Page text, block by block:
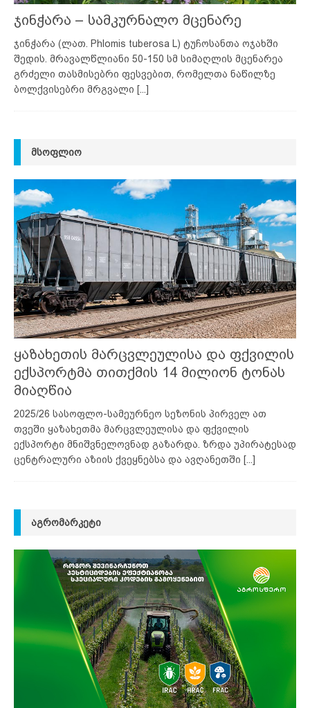
ჯინჭარა – სამკურნალო მცენარე
ჯინჭარა (ლათ. Phlomis tuberosa L) ტუჩოსანთა ოჯახში
შედის. მრავალწლიანი 50-150 სმ სიმაღლის მცენარეა
გრძელი თასმისებრი ფესვებით, რომელთა ნაწილზე
ბოლქვისებრი მრგვალი [...]
ᲛᲡᲝᲤᲚᲘᲝ
ყაზახეთის მარცვლეულისა და ფქვილის
ექსპორტმა თითქმის 14 მილიონ ტონას
მიაღწია
2025/26 სასოფლო-სამეურნეო სეზონის პირველ ათ
თვეში ყაზახეთმა მარცვლეულისა და ფქვილის
ექსპორტი მნიშვნელოვნად გაზარდა. ზრდა უპირატესად
ცენტრალური აზიის ქვეყნებსა და ავღანეთში [...]
ᲐᲒᲠᲝᲛᲐᲠᲙᲔᲢᲘ